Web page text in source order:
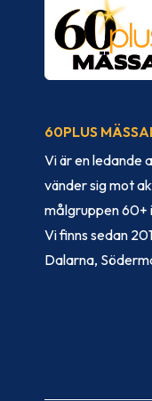
60PLUS
Vi är en ledande
vänder sig mot
målgruppen 60+
Vi finns sedan
Dalarna,